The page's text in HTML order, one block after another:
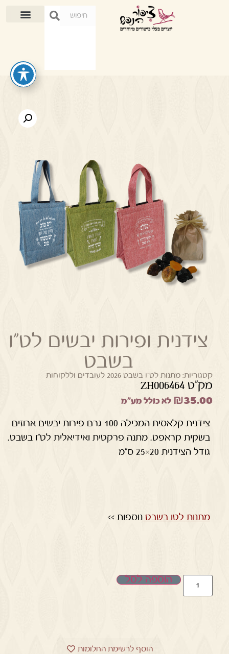
צידנית ופירות יבשים לט"ו
בשבט
קטגוריות: מתנות לט"ו בשבט 2026 לעובדים וללקוחות
מק"ט ZH006464
₪35.00 לא כולל מע"מ
צידנית קלאסית המכילה 100 גרם פירות יבשים ארוזים
בשקית קראפט. מתנה פרקטית ואידיאלית לט"ו בשבט.
גודל הצידנית 20×25 ס"מ
מתנות לטו בשבט נוספות >>
הוספה לסל
הוסף לרשימת החלומות